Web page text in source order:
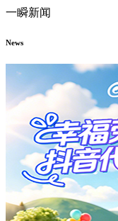
一瞬新闻
News